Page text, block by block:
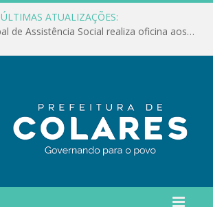
ÚLTIMAS ATUALIZAÇÕES:
Conselho Municipal de Assistência Social realiza oficina aos servidores